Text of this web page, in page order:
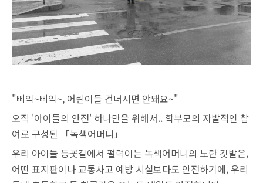
"삐익~삐익~, 어린이들 건너시면 안돼요~"
오직 '아이들의 안전' 하나만을 위해서.. 학부모의 자발적인 참
여로 구성된 「녹색어머니」
우리 아이들 등굣길에서 펄럭이는 녹색어머니의 노란 깃발은,
어떤 표지판이나 교통사고 예방 시설보다도 안전하기에, 우리